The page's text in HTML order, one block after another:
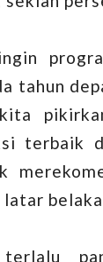
tahun
terbaik